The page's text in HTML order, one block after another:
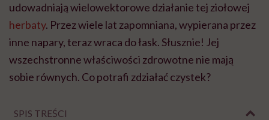
udowadniają wielowektorowe działanie tej ziołowej
herbaty. Przez wiele lat zapomniana, wypierana przez
inne napary, teraz wraca do łask. Słusznie! Jej
wszechstronne właściwości zdrowotne nie mają
sobie równych. Co potrafi zdziałać czystek?
SPIS TREŚCI